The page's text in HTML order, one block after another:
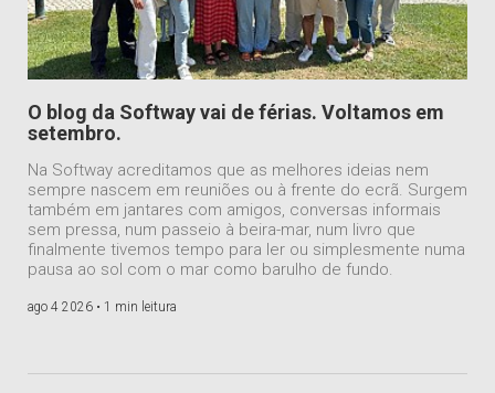
O blog da Softway vai de férias. Voltamos em
setembro.
Na Softway acreditamos que as melhores ideias nem
sempre nascem em reuniões ou à frente do ecrã. Surgem
também em jantares com amigos, conversas informais
sem pressa, num passeio à beira-mar, num livro que
finalmente tivemos tempo para ler ou simplesmente numa
pausa ao sol com o mar como barulho de fundo.
ago 4 2026 • 1 min leitura